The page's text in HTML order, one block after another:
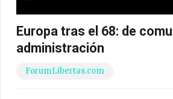
Europa tras el 68: de
administración
ForumLibertas.com